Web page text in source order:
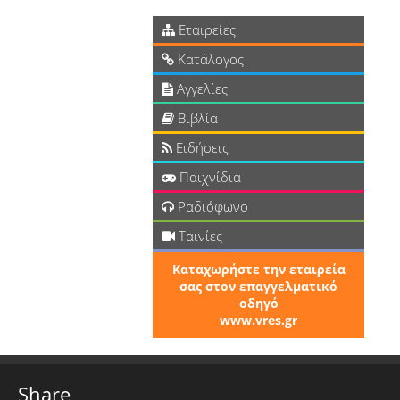
Εταιρείες
Κατάλογος
Αγγελίες
Βιβλία
Ειδήσεις
Παιχνίδια
Ραδιόφωνο
Ταινίες
Καταχωρήστε την εταιρεία
σας στον επαγγελματικό
οδηγό
www.vres.gr
Share